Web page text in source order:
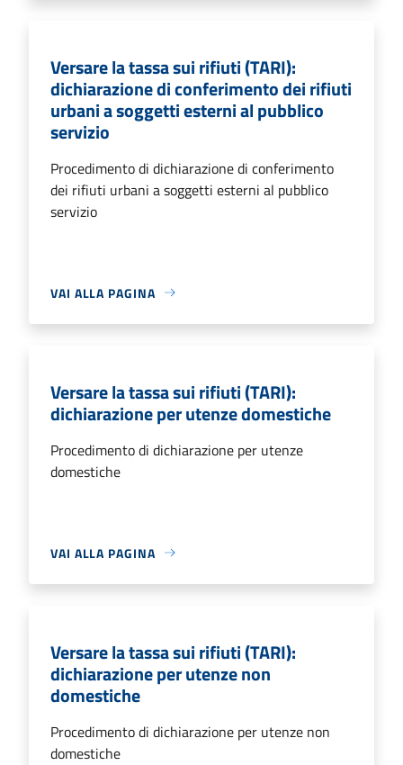
Versare la tassa sui rifiuti (TARI):
dichiarazione di conferimento dei rifiuti
urbani a soggetti esterni al pubblico
servizio
Procedimento di dichiarazione di conferimento
dei rifiuti urbani a soggetti esterni al pubblico
servizio
VAI ALLA PAGINA
Versare la tassa sui rifiuti (TARI):
dichiarazione per utenze domestiche
Procedimento di dichiarazione per utenze
domestiche
VAI ALLA PAGINA
Versare la tassa sui rifiuti (TARI):
dichiarazione per utenze non
domestiche
Procedimento di dichiarazione per utenze non
domestiche